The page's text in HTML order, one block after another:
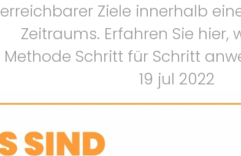
erreichbarer Ziele innerhalb
Zeitraums. Erfahren Sie hier,
Methode Schritt für Schritt
19 jul 2022